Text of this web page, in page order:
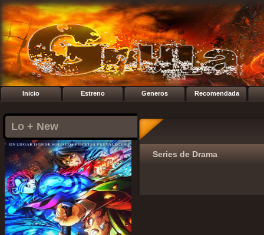
Inicio Estreno Generos Recomendada
Lo + New
Series de Drama